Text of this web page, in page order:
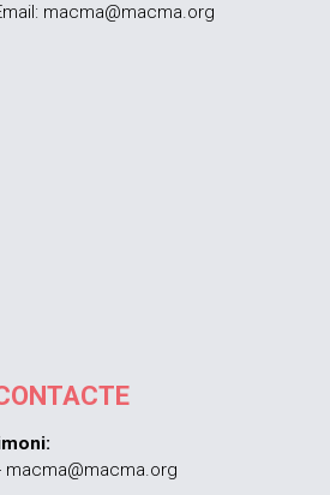
macma@macma.org